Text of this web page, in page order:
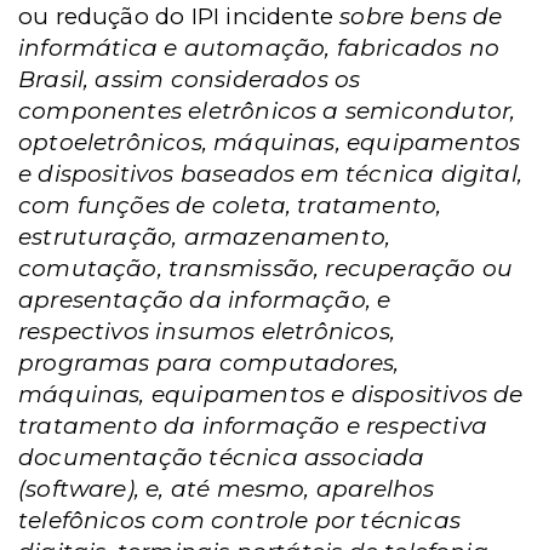
ou redução do IPI incidentesobre bens de
informática e automação, fabricados no
Brasil, assim considerados os
componentes eletrônicos a semicondutor,
optoeletrônicos, máquinas, equipamentos
e dispositivos baseados em técnica digital,
com funções de coleta, tratamento,
estruturação, armazenamento,
comutação, transmissão, recuperação ou
apresentação da informação, e
respectivos insumos eletrônicos,
programas para computadores,
máquinas, equipamentos e dispositivos de
tratamento da informação e respectiva
documentação técnica associada
(software), e, até mesmo, aparelhos
telefônicos com controle por técnicas